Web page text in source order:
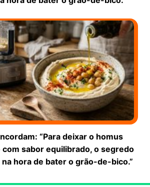
“Para deixar o homus
com sabor equilibrado, o segredo
hora de bater o grão-de-bico.”